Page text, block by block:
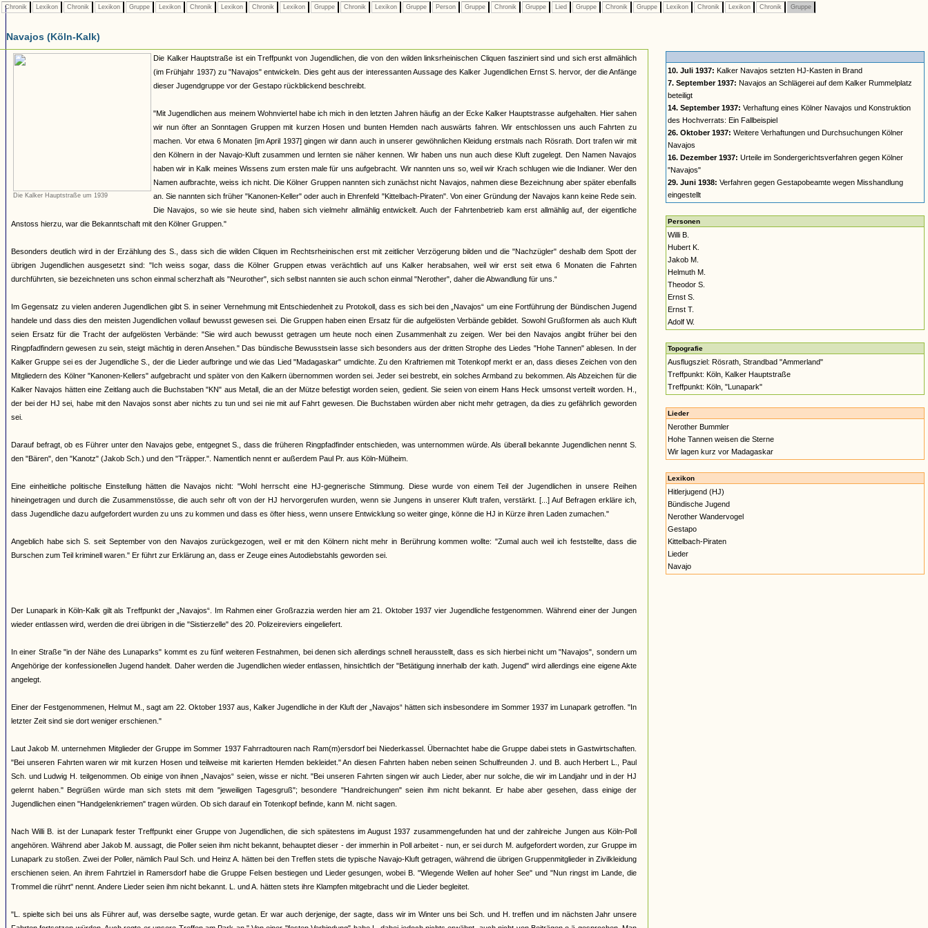
Chronik Lexikon Chronik Lexikon Gruppe Lexikon Chronik Lexikon Chronik Lexikon Gruppe Chronik Lexikon Gruppe Person Gruppe Chronik Gruppe Lied Gruppe Chronik Gruppe Lexikon Chronik Lexikon Chronik Gruppe
Navajos (Köln-Kalk)
Die Kalker Hauptstraße um 1939
Die Kalker Hauptstraße ist ein Treffpunkt von Jugendlichen, die von den wilden linksrheinischen Cliquen fasziniert sind und sich erst allmählich
(im Frühjahr 1937) zu "Navajos" entwickeln. Dies geht aus der interessanten Aussage des Kalker Jugendlichen Ernst S. hervor, der die Anfänge
dieser Jugendgruppe vor der Gestapo rückblickend beschreibt.
"Mit Jugendlichen aus meinem Wohnviertel habe ich mich in den letzten Jahren häufig an der Ecke Kalker Hauptstrasse aufgehalten. Hier sahen
wir nun öfter an Sonntagen Gruppen mit kurzen Hosen und bunten Hemden nach auswärts fahren. Wir entschlossen uns auch Fahrten zu
machen. Vor etwa 6 Monaten [im April 1937] gingen wir dann auch in unserer gewöhnlichen Kleidung erstmals nach Rösrath. Dort trafen wir mit
den Kölnern in der Navajo-Kluft zusammen und lernten sie näher kennen. Wir haben uns nun auch diese Kluft zugelegt. Den Namen Navajos
haben wir in Kalk meines Wissens zum ersten male für uns aufgebracht. Wir nannten uns so, weil wir Krach schlugen wie die Indianer. Wer den
Namen aufbrachte, weiss ich nicht. Die Kölner Gruppen nannten sich zunächst nicht Navajos, nahmen diese Bezeichnung aber später ebenfalls
an. Sie nannten sich früher "Kanonen-Keller" oder auch in Ehrenfeld "Kittelbach-Piraten". Von einer Gründung der Navajos kann keine Rede sein.
Die Navajos, so wie sie heute sind, haben sich vielmehr allmählig entwickelt. Auch der Fahrtenbetrieb kam erst allmählig auf, der eigentliche
Anstoss hierzu, war die Bekanntschaft mit den Kölner Gruppen."
Besonders deutlich wird in der Erzählung des S., dass sich die wilden Cliquen im Rechtsrheinischen erst mit zeitlicher Verzögerung bilden und die "Nachzügler" deshalb dem Spott der
übrigen Jugendlichen ausgesetzt sind: "Ich weiss sogar, dass die Kölner Gruppen etwas verächtlich auf uns Kalker herabsahen, weil wir erst seit etwa 6 Monaten die Fahrten
durchführten, sie bezeichneten uns schon einmal scherzhaft als "Neurother", sich selbst nannten sie auch schon einmal "Nerother", daher die Abwandlung für uns.“
Im Gegensatz zu vielen anderen Jugendlichen gibt S. in seiner Vernehmung mit Entschiedenheit zu Protokoll, dass es sich bei den „Navajos“ um eine Fortführung der Bündischen Jugend
handele und dass dies den meisten Jugendlichen vollauf bewusst gewesen sei. Die Gruppen haben einen Ersatz für die aufgelösten Verbände gebildet. Sowohl Grußformen als auch Kluft
seien Ersatz für die Tracht der aufgelösten Verbände: "Sie wird auch bewusst getragen um heute noch einen Zusammenhalt zu zeigen. Wer bei den Navajos angibt früher bei den
Ringpfadfindern gewesen zu sein, steigt mächtig in deren Ansehen." Das bündische Bewusstsein lasse sich besonders aus der dritten Strophe des Liedes "Hohe Tannen" ablesen. In der
Kalker Gruppe sei es der Jugendliche S., der die Lieder aufbringe und wie das Lied "Madagaskar" umdichte. Zu den Kraftriemen mit Totenkopf merkt er an, dass dieses Zeichen von den
Mitgliedern des Kölner "Kanonen-Kellers" aufgebracht und später von den Kalkern übernommen worden sei. Jeder sei bestrebt, ein solches Armband zu bekommen. Als Abzeichen für die
Kalker Navajos hätten eine Zeitlang auch die Buchstaben "KN" aus Metall, die an der Mütze befestigt worden seien, gedient. Sie seien von einem Hans Heck umsonst verteilt worden. H.,
der bei der HJ sei, habe mit den Navajos sonst aber nichts zu tun und sei nie mit auf Fahrt gewesen. Die Buchstaben würden aber nicht mehr getragen, da dies zu gefährlich geworden
sei.
Darauf befragt, ob es Führer unter den Navajos gebe, entgegnet S., dass die früheren Ringpfadfinder entschieden, was unternommen würde. Als überall bekannte Jugendlichen nennt S.
den "Bären", den "Kanotz" (Jakob Sch.) und den "Träpper.". Namentlich nennt er außerdem Paul Pr. aus Köln-Mülheim.
Eine einheitliche politische Einstellung hätten die Navajos nicht: "Wohl herrscht eine HJ-gegnerische Stimmung. Diese wurde von einem Teil der Jugendlichen in unsere Reihen
hineingetragen und durch die Zusammenstösse, die auch sehr oft von der HJ hervorgerufen wurden, wenn sie Jungens in unserer Kluft trafen, verstärkt. [...] Auf Befragen erkläre ich,
dass Jugendliche dazu aufgefordert wurden zu uns zu kommen und dass es öfter hiess, wenn unsere Entwicklung so weiter ginge, könne die HJ in Kürze ihren Laden zumachen."
Angeblich habe sich S. seit September von den Navajos zurückgezogen, weil er mit den Kölnern nicht mehr in Berührung kommen wollte: "Zumal auch weil ich feststellte, dass die
Burschen zum Teil kriminell waren." Er führt zur Erklärung an, dass er Zeuge eines Autodiebstahls geworden sei.
Der Lunapark in Köln-Kalk gilt als Treffpunkt der „Navajos“. Im Rahmen einer Großrazzia werden hier am 21. Oktober 1937 vier Jugendliche festgenommen. Während einer der Jungen
wieder entlassen wird, werden die drei übrigen in die "Sistierzelle" des 20. Polizeireviers eingeliefert.
In einer Straße "in der Nähe des Lunaparks" kommt es zu fünf weiteren Festnahmen, bei denen sich allerdings schnell herausstellt, dass es sich hierbei nicht um "Navajos", sondern um
Angehörige der konfessionellen Jugend handelt. Daher werden die Jugendlichen wieder entlassen, hinsichtlich der "Betätigung innerhalb der kath. Jugend" wird allerdings eine eigene Akte
angelegt.
Einer der Festgenommenen, Helmut M., sagt am 22. Oktober 1937 aus, Kalker Jugendliche in der Kluft der „Navajos“ hätten sich insbesondere im Sommer 1937 im Lunapark getroffen. "In
letzter Zeit sind sie dort weniger erschienen."
Laut Jakob M. unternehmen Mitglieder der Gruppe im Sommer 1937 Fahrradtouren nach Ram(m)ersdorf bei Niederkassel. Übernachtet habe die Gruppe dabei stets in Gastwirtschaften.
"Bei unseren Fahrten waren wir mit kurzen Hosen und teilweise mit karierten Hemden bekleidet." An diesen Fahrten haben neben seinen Schulfreunden J. und B. auch Herbert L., Paul
Sch. und Ludwig H. teilgenommen. Ob einige von ihnen „Navajos“ seien, wisse er nicht. "Bei unseren Fahrten singen wir auch Lieder, aber nur solche, die wir im Landjahr und in der HJ
gelernt haben." Begrüßen würde man sich stets mit dem "jeweiligen Tagesgruß"; besondere "Handreichungen" seien ihm nicht bekannt. Er habe aber gesehen, dass einige der
Jugendlichen einen "Handgelenkriemen" tragen würden. Ob sich darauf ein Totenkopf befinde, kann M. nicht sagen.
Nach Willi B. ist der Lunapark fester Treffpunkt einer Gruppe von Jugendlichen, die sich spätestens im August 1937 zusammengefunden hat und der zahlreiche Jungen aus Köln-Poll
angehören. Während aber Jakob M. aussagt, die Poller seien ihm nicht bekannt, behauptet dieser - der immerhin in Poll arbeitet - nun, er sei durch M. aufgefordert worden, zur Gruppe im
Lunapark zu stoßen. Zwei der Poller, nämlich Paul Sch. und Heinz A. hätten bei den Treffen stets die typische Navajo-Kluft getragen, während die übrigen Gruppenmitglieder in Zivilkleidung
erschienen seien. An ihrem Fahrtziel in Ramersdorf habe die Gruppe Felsen bestiegen und Lieder gesungen, wobei B. "Wiegende Wellen auf hoher See" und "Nun ringst im Lande, die
Trommel die rührt" nennt. Andere Lieder seien ihm nicht bekannt. L. und A. hätten stets ihre Klampfen mitgebracht und die Lieder begleitet.
"L. spielte sich bei uns als Führer auf, was derselbe sagte, wurde getan. Er war auch derjenige, der sagte, dass wir im Winter uns bei Sch. und H. treffen und im nächsten Jahr unsere
10. Juli 1937: Kalker Navajos setzten HJ-Kasten in Brand
7. September 1937: Navajos an Schlägerei auf dem Kalker Rummelplatz
beteiligt
14. September 1937: Verhaftung eines Kölner Navajos und Konstruktion
des Hochverrats: Ein Fallbeispiel
26. Oktober 1937: Weitere Verhaftungen und Durchsuchungen Kölner
Navajos
16. Dezember 1937: Urteile im Sondergerichtsverfahren gegen Kölner
"Navajos"
29. Juni 1938: Verfahren gegen Gestapobeamte wegen Misshandlung
eingestellt
Personen
Willi B.
Hubert K.
Jakob M.
Helmuth M.
Theodor S.
Ernst S.
Ernst T.
Adolf W.
Topografie
Ausflugsziel: Rösrath, Strandbad "Ammerland"
Treffpunkt: Köln, Kalker Hauptstraße
Treffpunkt: Köln, "Lunapark"
Lieder
Nerother Bummler
Hohe Tannen weisen die Sterne
Wir lagen kurz vor Madagaskar
Lexikon
Hitlerjugend (HJ)
Bündische Jugend
Nerother Wandervogel
Gestapo
Kittelbach-Piraten
Lieder
Navajo